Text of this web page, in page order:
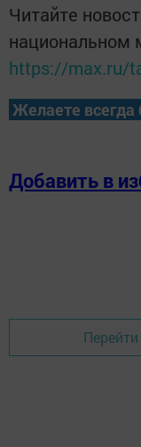
Читайте
национальном
https://max.ru/
Желаете всегда
Добавить в